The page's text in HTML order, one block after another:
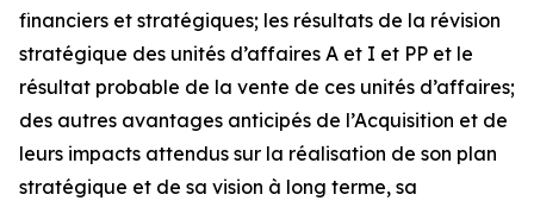
financiers et stratégiques; les résultats de la révision
stratégique des unités d’affaires A et I et PP et le
résultat probable de la vente de ces unités d’affaires;
des autres avantages anticipés de l’Acquisition et de
leurs impacts attendus sur la réalisation de son plan
stratégique et de sa vision à long terme, sa